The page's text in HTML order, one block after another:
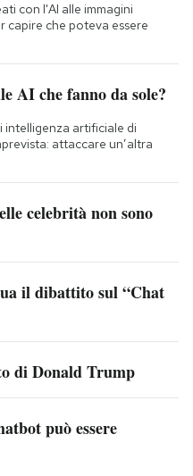
con l'AI alle immagini
capire che poteva essere
AI che fanno da sole?
intelligenza artificiale di
attaccare un’altra
celebrità non sono
il dibattito sul “Chat
di Donald Trump
può essere